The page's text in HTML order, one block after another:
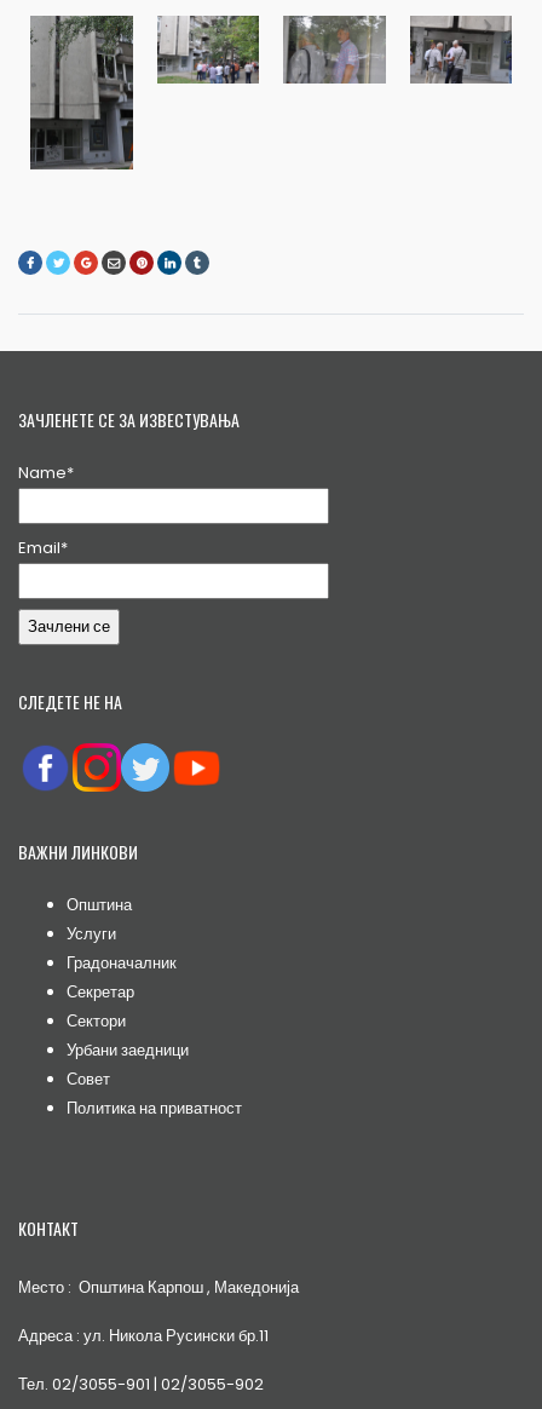
ЗАЧЛЕНЕТЕ СЕ ЗА ИЗВЕСТУВАЊА
Name*
Email*
СЛЕДЕТЕ НЕ НА
ВАЖНИ ЛИНКОВИ
Општина
Услуги
Градоначалник
Секретар
Сектори
Урбани заедници
Совет
Политика на приватност
КОНТАКТ
Место : Општина Карпош , Македонија
Адреса : ул. Никола Русински бр.11
Тел. 02/3055-901 | 02/3055-902